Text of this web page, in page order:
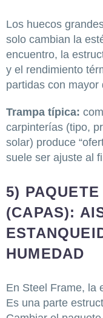
Los huecos
solo cambian la
encuentro, la
y el rendimiento
partidas con mayor
Trampa típica:
carpinterías (tipo,
solar) produce
suele ser ajuste al
5)
(CAPAS):
HUMEDAD
En Steel Frame, la
Es una parte